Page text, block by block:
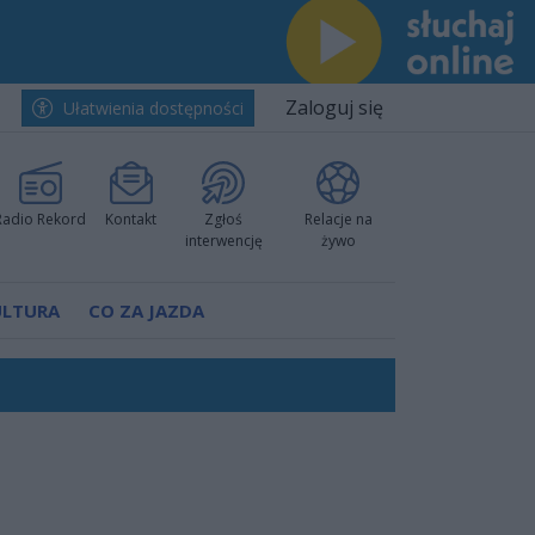
Ułatwienia dostępności Zaloguj się
Rekord Kontakt
Zgłoś
interwencję
Relacje na
żywo
CO ZA JAZDA